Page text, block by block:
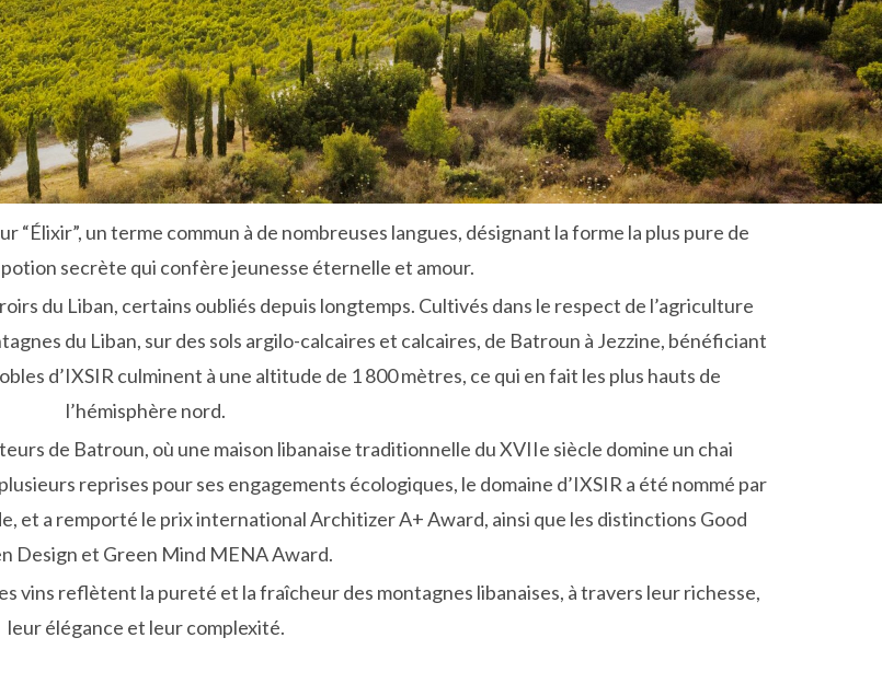
“Élixir”, un terme commun à de nombreuses langues, désignant la forme la plus pure de
secrète qui confère jeunesse éternelle et amour.
du Liban, certains oubliés depuis longtemps. Cultivés dans le respect de l’agriculture
du Liban, sur des sols argilo-calcaires et calcaires, de Batroun à Jezzine, bénéficiant
d’IXSIR culminent à une altitude de 1 800 mètres, ce qui en fait les plus hauts de
l’hémisphère nord.
de Batroun, où une maison libanaise traditionnelle du XVIIe siècle domine un chai
reprises pour ses engagements écologiques, le domaine d’IXSIR a été nommé par
et a remporté le prix international Architizer A+ Award, ainsi que les distinctions Good
Design et Green Mind MENA Award.
vins reflètent la pureté et la fraîcheur des montagnes libanaises, à travers leur richesse,
leur élégance et leur complexité.